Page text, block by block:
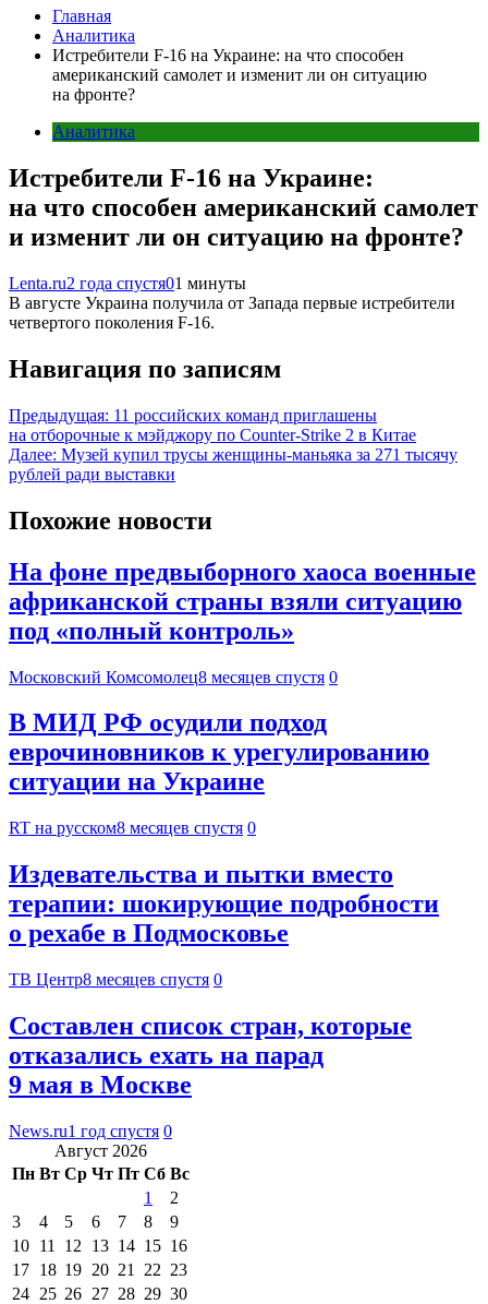
Главная
Аналитика
Истребители F-16 на Украине: на что способен
американский самолет и изменит ли он ситуацию
на фронте?
Аналитика
Истребители F-16 на Украине:
на что способен американский самолет
и изменит ли он ситуацию на фронте?
Lenta.ru2 года спустя01 минуты
В августе Украина получила от Запада первые истребители
четвертого поколения F-16.
Навигация по записям
Предыдущая: 11 российских команд приглашены
на отборочные к мэйджору по Counter-Strike 2 в Китае
Далее: Музей купил трусы женщины-маньяка за 271 тысячу
рублей ради выставки
Похожие новости
На фоне предвыборного хаоса военные
африканской страны взяли ситуацию
под «полный контроль»
Московский Комсомолец8 месяцев спустя 0
В МИД РФ осудили подход
еврочиновников к урегулированию
ситуации на Украине
RT на русском8 месяцев спустя 0
Издевательства и пытки вместо
терапии: шокирующие подробности
о рехабе в Подмосковье
ТВ Центр8 месяцев спустя 0
Составлен список стран, которые
отказались ехать на парад
9 мая в Москве
News.ru1 год спустя 0
Август 2026
Пн Вт Ср Чт Пт Сб Вс
1
2
3
4 5 6 7 8
9
10 11 12 13 14 15 16
17 18 19 20 21 22 23
24 25 26 27 28 29 30